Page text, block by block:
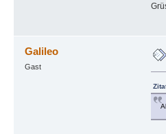
Galileo
Gast